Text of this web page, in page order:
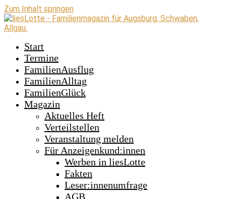
Zum Inhalt springen
Start
Termine
FamilienAusflug
FamilienAlltag
FamilienGlück
Magazin
Aktuelles Heft
Verteilstellen
Veranstaltung melden
Für Anzeigenkund:innen
Werben in liesLotte
Fakten
Leser:innenumfrage
AGB